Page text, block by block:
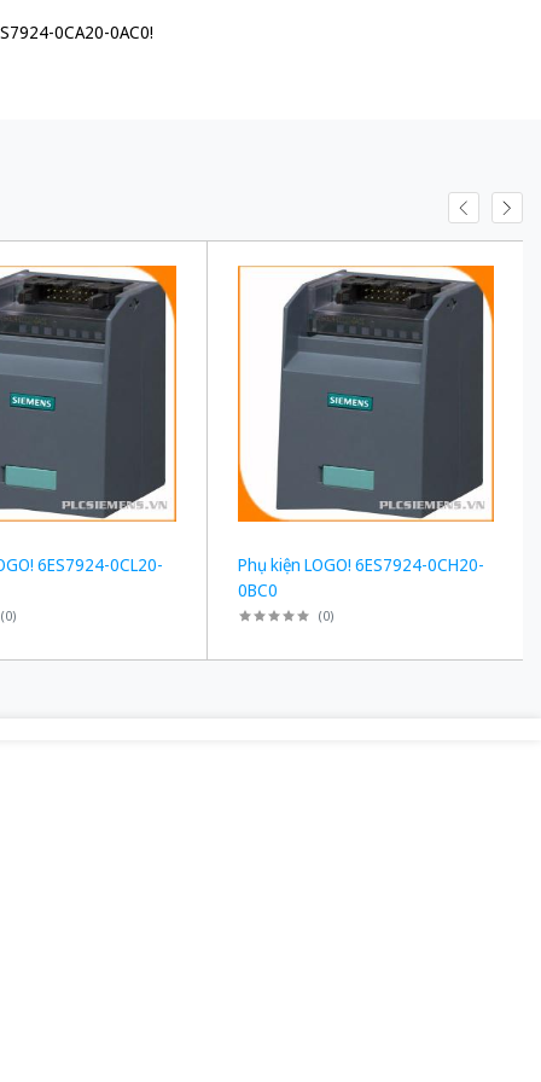
0CA20-0AC0!
6ES7924-0CL20-
(0)
Phụ kiện LOGO! 6ES7924-0CH20-
0BC0
(0)